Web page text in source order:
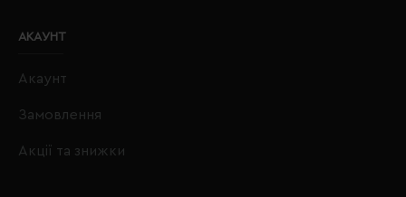
АКАУНТ
Акаунт
Замовлення
Акції та знижки